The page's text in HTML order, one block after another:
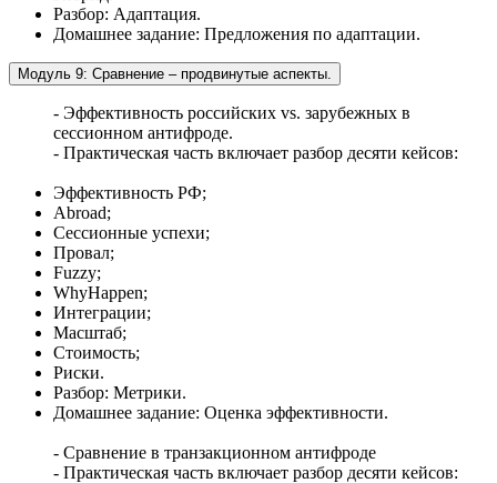
Разбор: Адаптация.
Домашнее задание: Предложения по адаптации.
Модуль 9: Сравнение – продвинутые аспекты.
- Эффективность российских vs. зарубежных в
сессионном антифроде.
- Практическая часть включает разбор десяти кейсов:
Эффективность РФ;
Abroad;
Сессионные успехи;
Провал;
Fuzzy;
WhyHappen;
Интеграции;
Масштаб;
Стоимость;
Риски.
Разбор: Метрики.
Домашнее задание: Оценка эффективности.
- Сравнение в транзакционном антифроде
- Практическая часть включает разбор десяти кейсов: